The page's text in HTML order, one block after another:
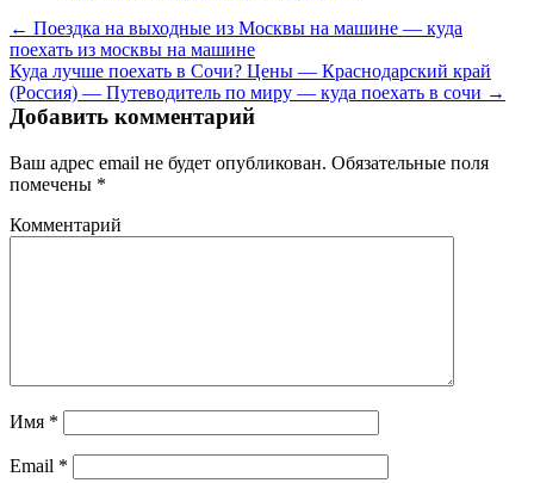
← Поездка на выходные из Москвы на машине — куда
поехать из москвы на машине
Куда лучше поехать в Сочи? Цены — Краснодарский край
(Россия) — Путеводитель по миру — куда поехать в сочи →
Добавить комментарий
Ваш адрес email не будет опубликован. Обязательные поля
помечены *
Комментарий
Имя *
Email *